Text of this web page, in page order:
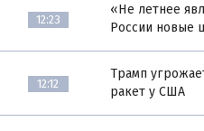
12:23
«Не летнее
России новые
12:12
Трамп
ракет у США